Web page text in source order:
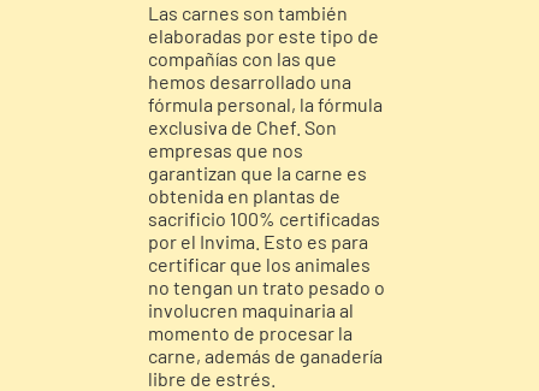
Las carnes son también
elaboradas por este tipo de
compañías con las que
hemos desarrollado una
fórmula personal, la fórmula
exclusiva de Chef. Son
empresas que nos
garantizan que la carne es
obtenida en plantas de
sacrificio 100% certificadas
por el Invima. Esto es para
certificar que los animales
no tengan un trato pesado o
involucren maquinaria al
momento de procesar la
carne, además de ganadería
libre de estrés.